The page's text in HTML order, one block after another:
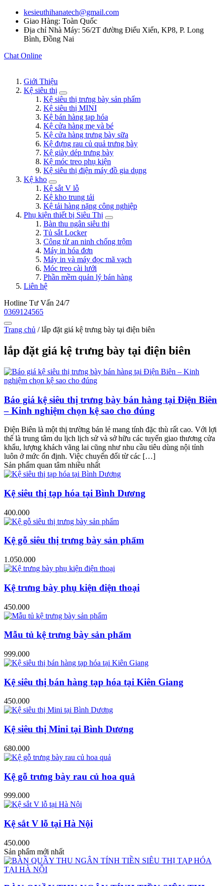
kesieuthihanatech@gmail.com
Giao Hàng: Toàn Quốc
Địa chỉ Nhà Máy: 56/2T đường Điểu Xiển, KP8, P. Long
Bình, Đồng Nai
Chat Online
Giới Thiệu
Kệ siêu thị
Kệ siêu thị trưng bày sản phẩm
Kệ siêu thị MINI
Kệ bán hàng tạp hóa
Kệ cửa hàng mẹ và bé
Kệ cửa hàng trưng bày sữa
Kệ đựng rau củ quả trưng bày
Kệ giày dép trưng bày
Kệ móc treo phụ kiện
Kệ siêu thị điện máy đồ gia dụng
Kệ kho
Kệ sắt V lỗ
Kệ kho trung tải
Kệ tải hàng nặng công nghiệp
Phụ kiện thiết bị Siêu Thị
Bàn thu ngân siêu thị
Tủ sắt Locker
Công từ an ninh chống trộm
Máy in hóa đơn
Máy in và máy đọc mã vạch
Móc treo cài lưới
Phần mềm quản lý bán hàng
Liên hệ
Hotline Tư Vấn 24/7
0369124565
Trang chủ /lắp đặt giá kệ trưng bày tại điện biên
lắp đặt giá kệ trưng bày tại điện biên
Báo giá kệ siêu thị trưng bày bán hàng tại Điện Biên
– Kinh nghiệm chọn kệ sao cho đúng
Điện Biên là một thị trường bán lẻ mang tính đặc thù rất cao. Với lợi
thế là trung tâm du lịch lịch sử và sở hữu các tuyến giao thương cửa
khẩu, lượng khách vãng lai cũng như nhu cầu tiêu dùng nội tỉnh
luôn ở mức ổn định. Việc chuyển đổi từ các […]
Sản phẩm quan tâm nhiều nhất
Kệ siêu thị tạp hóa tại Bình Dương
400.000
Kệ gỗ siêu thị trưng bày sản phẩm
1.050.000
Kệ trưng bày phụ kiện điện thoại
450.000
Mẫu tủ kệ trưng bày sản phẩm
999.000
Kệ siêu thị bán hàng tạp hóa tại Kiên Giang
450.000
Kệ siêu thị Mini tại Bình Dương
680.000
Kệ gỗ trưng bày rau củ hoa quả
999.000
Kệ sắt V lỗ tại Hà Nội
450.000
Sản phẩm mới nhất